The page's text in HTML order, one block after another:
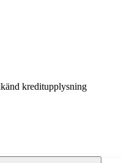
kreditupplysning